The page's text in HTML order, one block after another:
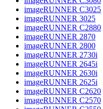
imageRUNNER C3025
imageRUNNER 3025
imageRUNNER C2880
imageRUNNER 2870
imageRUNNER 2800
imageRUNNER 2730i
imageRUNNER 2645i
imageRUNNER 2630i
imageRUNNER 2625i
imageRUNNER C2620
imageRUNNER C2570